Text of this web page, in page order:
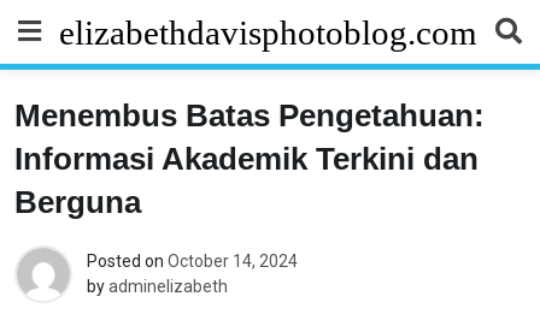
content
elizabethdavisphotoblog.com
Menembus Batas Pengetahuan:
Informasi Akademik Terkini dan
Berguna
Posted on October 14, 2024
byadminelizabeth